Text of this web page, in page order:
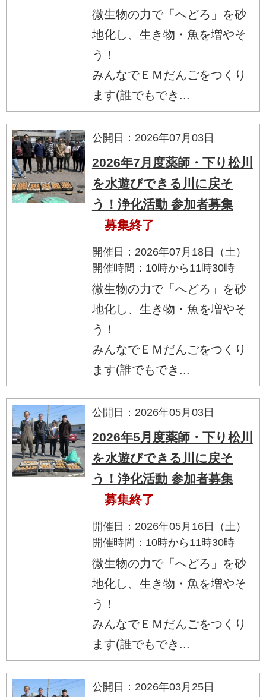
微生物の力で「へどろ」を砂
地化し、生き物・魚を増やそ
う！
みんなでＥＭだんごをつくり
ます(誰でもでき...
公開日：2026年07月03日
2026年7月度薬師・下り松川
を水遊びできる川に戻そ
う！浄化活動 参加者募集
募集終了
開催日：2026年07月18日（土）
開催時間：10時から11時30時
微生物の力で「へどろ」を砂
地化し、生き物・魚を増やそ
う！
みんなでＥＭだんごをつくり
ます(誰でもでき...
公開日：2026年05月03日
2026年5月度薬師・下り松川
を水遊びできる川に戻そ
う！浄化活動 参加者募集
募集終了
開催日：2026年05月16日（土）
開催時間：10時から11時30時
微生物の力で「へどろ」を砂
地化し、生き物・魚を増やそ
う！
みんなでＥＭだんごをつくり
ます(誰でもでき...
公開日：2026年03月25日